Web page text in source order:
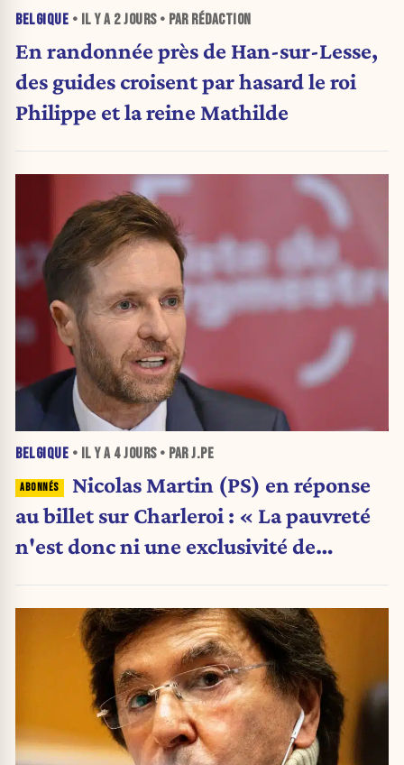
BELGIQUE • IL Y A 2 JOURS• PAR RÉDACTION
En randonnée près de Han-sur-Lesse,
des guides croisent par hasard le roi
Philippe et la reine Mathilde
BELGIQUE • IL Y A 4 JOURS• PAR J.PE
Nicolas Martin (PS) en réponse
au billet sur Charleroi : « La pauvreté
n'est donc ni une exclusivité de